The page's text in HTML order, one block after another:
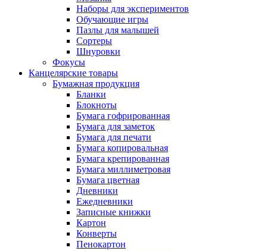
Наборы для экспериментов
Обучающие игры
Пазлы для малышей
Сортеры
Шнуровки
Фокусы
Канцелярские товары
Бумажная продукция
Бланки
Блокноты
Бумага гофрированная
Бумага для заметок
Бумага для печати
Бумага копировальная
Бумага крепированная
Бумага миллиметровая
Бумага цветная
Дневники
Ежедневники
Записные книжки
Картон
Конверты
Пенокартон